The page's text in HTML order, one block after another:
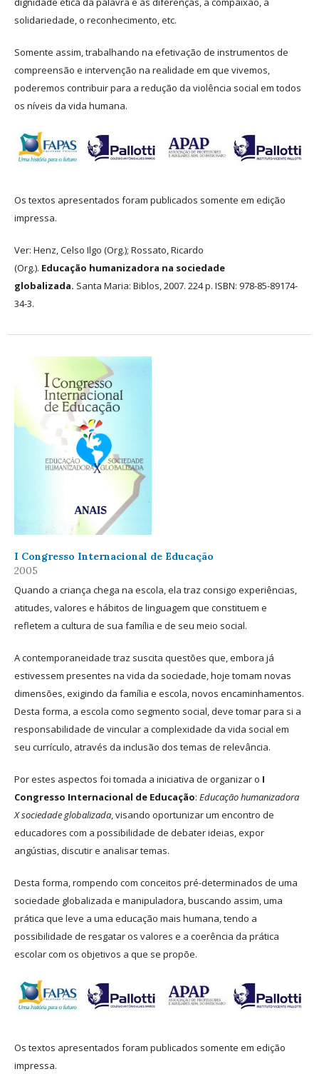
solidariedade, o reconhecimento, etc.
Somente assim, trabalhando na efetivação de instrumentos de
compreensão e intervenção na realidade em que vivemos,
poderemos contribuir para a redução da violência social em todos
os níveis da vida humana.
Os textos apresentados foram publicados somente em edição
impressa.
Ver: Henz, Celso Ilgo (Org.); Rossato, Ricardo
(Org.). Educação humanizadora na sociedade
globalizada. Santa Maria: Biblos, 2007. 224 p. ISBN: 978-85-89174-
34-3.
I Congresso Internacional de Educação
2005
Quando a criança chega na escola, ela traz consigo experiências,
atitudes, valores e hábitos de linguagem que constituem e
refletem a cultura de sua família e de seu meio social.
A contemporaneidade traz suscita questões que, embora já
estivessem presentes na vida da sociedade, hoje tomam novas
dimensões, exigindo da família e escola, novos encaminhamentos.
Desta forma, a escola como segmento social, deve tomar para si a
responsabilidade de vincular a complexidade da vida social em
seu currículo, através da inclusão dos temas de relevância.
Por estes aspectos foi tomada a iniciativa de organizar o I
Congresso Internacional de Educação: Educação humanizadora
X sociedade globalizada , visando oportunizar um encontro de
educadores com a possibilidade de debater ideias, expor
angústias, discutir e analisar temas.
Desta forma, rompendo com conceitos pré-determinados de uma
sociedade globalizada e manipuladora, buscando assim, uma
prática que leve a uma educação mais humana, tendo a
possibilidade de resgatar os valores e a coerência da prática
escolar com os objetivos a que se propõe.
Os textos apresentados foram publicados somente em edição
impressa.